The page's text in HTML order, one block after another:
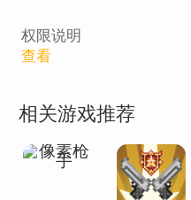
权限说明
查看
相关游戏推荐